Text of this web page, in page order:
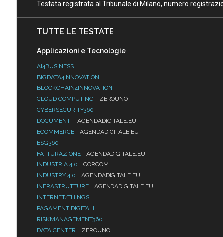
Testata registrata al Tribunale di Milano, numero
TUTTE LE TESTATE
Applicazioni e Tecnologie
AI4BUSINESS
BIGDATA4INNOVATION
BLOCKCHAIN4INNOVATION
CLOUD COMPUTING
ZEROUNO
CYBERSECURITY360
DOCUMENTI
AGENDADIGITALE.EU
ECOMMERCE
AGENDADIGITALE.EU
ESG360
FATTURAZIONE
AGENDADIGITALE.EU
INDUSTRIA 4.0
CORCOM
INDUSTRY 4.0
AGENDADIGITALE.EU
INFRASTRUTTURE
AGENDADIGITALE.EU
INTERNET4THINGS
PAGAMENTIDIGITALI
RISKMANAGEMENT360
DATA CENTER
ZEROUNO